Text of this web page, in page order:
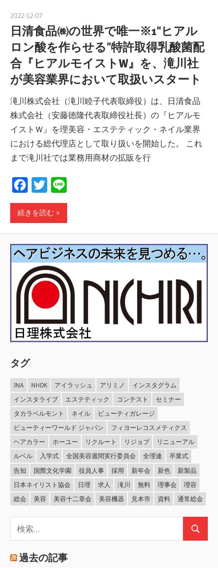
2022-12-07
日清食品㈱の世界で唯一※1“ヒアル
ロン酸を作らせる”特許取得乳酸菌配
合『ヒアルモイストW』を、滝川社
が美容業界において取扱いスタート
滝川株式会社（滝川睦子代表取締役）は、日清食品
株式会社（安藤徳隆代表取締役社長）の『ヒアルモ
イストＷ』を理美容・エステティック・ネイル業界
における総代理店として取り扱いを開始した。 これ
まで滝川社では業務用商材の拡販を行
Facebook
Twitter
続きを読む
タグ
JNA NHDK アイラッシュ アリミノ
インスタグラム
インスタライブ
エステティック コンテスト
セミナー
タカラベルモント
ネイル
ビューティガレージ
ビューティーワールド ジャパン
フィヨーレコスメティクス
ヘアカラー
ホーユー リクルート リジョブ
リニューアル
ルベル
入学式 全国美容週間実行委員会 全理連
卒業式
告知
国際文化学園 役員人事 採用 新年会 新色
新製品
日本ネイリスト協会
日理 求人 滝川 無料 理事会
理容
総会
美容 美容十二章会 美容機器 見本市 資料 通常総会
索:
検
過去の記事